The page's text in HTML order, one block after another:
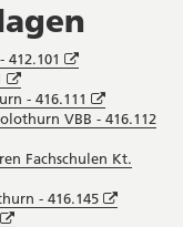
Öffnet
neuem
Fenster
Öffnet
in
neuem
- 416.111
Öffnet
in
Fenster
VBB - 416.112
Fachschulen Kt.
- 416.145
Öffnet
Öffnet